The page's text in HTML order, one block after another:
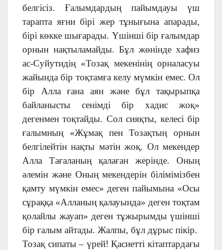
белгісіз. Ғалымдардың пайымдауы үш
тарапта яғни бірі жер тұнығына апарады,
бірі көкке шығарады. Үшінші бір ғалымдар
орнын нақтыламайды. Бұл жөнінде хафиз
ас-Суйутидің «Тозақ мекенінің орналасуы
жайында бір тоқтамға келу мүмкін емес. Ол
бір Алла ғана аян және бұл тақырыпқа
байланысты сенімді бір хадис жоқ»
дегенмен тоқтайды. Сол сияқты, келесі бір
ғалымның «Жұмақ пен Тозақтың орнын
белгілейтін нақты мәтін жоқ. Ол мекендер
Алла Тағаланың қалаған жерінде. Оның
әлемін және Оның мекендерін білімімізбен
қамту мүмкін емес» деген пайымына «Осы
сұраққа «Алланың қалауында» деген тоқтам
қолайлы жауап» деген тұжырымды үшінші
бір ғалым айтады. Жалпы, бұл дұрыс пікір.
Тозақ сипаты – үрей! Қасиетті кітаптардағы